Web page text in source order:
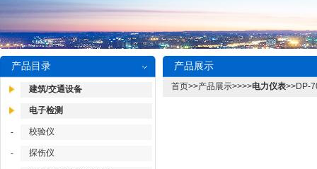
产品目录
建筑/交通设备
电子检测
- 校验仪
- 探伤仪
产品展示
首页>>产品展示>>>>电力仪表>>DP-